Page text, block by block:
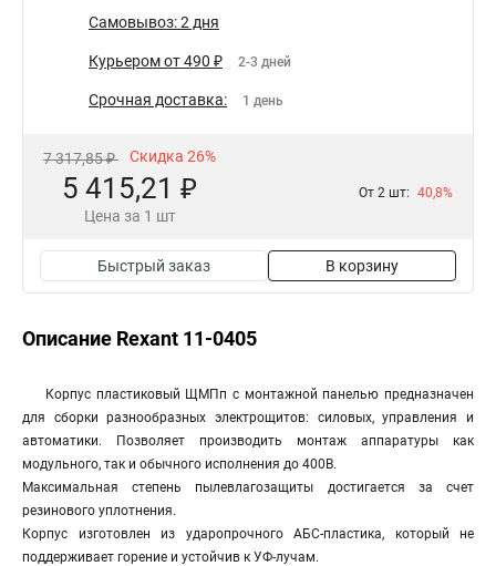
Самовывоз: 2 дня
Курьером от 490 ₽ 2-3 дней
Срочная доставка: 1 день
7 317,85 ₽ Скидка 26%
5 415,21 ₽
Цена за 1 шт
От 2 шт: 40,8%
Быстрый заказ В корзину
Описание Rexant 11-0405
Корпус пластиковый ЩМПп с монтажной панелью предназначен
для сборки разнообразных электрощитов: силовых, управления и
автоматики. Позволяет производить монтаж аппаратуры как
модульного, так и обычного исполнения до 400В.
Максимальная степень пылевлагозащиты достигается за счет
резинового уплотнения.
Корпус изготовлен из ударопрочного АБС-пластика, который не
поддерживает горение и устойчив к УФ-лучам.